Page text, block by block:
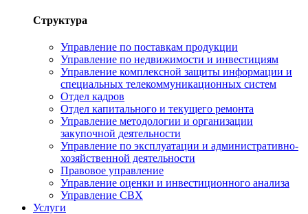
Структура
Управление по поставкам продукции
Управление по недвижимости и инвестициям
Управление комплексной защиты информации и
специальных телекоммуникационных систем
Отдел кадров
Отдел капитального и текущего ремонта
Управление методологии и организации
закупочной деятельности
Управление по эксплуатации и административно-
хозяйственной деятельности
Правовое управление
Управление оценки и инвестиционного анализа
Управление СВХ
Услуги